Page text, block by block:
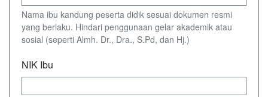
Nama ibu kandung peserta didik sesuai dokumen resmi
yang berlaku. Hindari penggunaan gelar akademik atau
sosial (seperti Almh. Dr., Dra., S.Pd, dan Hj.)
NIK Ibu